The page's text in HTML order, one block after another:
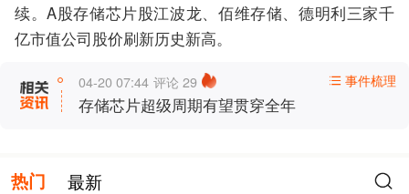
续。A股存储芯片股江波龙、佰维存储、德明利三家千
亿市值公司股价刷新历史新高。
事件梳理
04-20 07:44 评论 29
存储芯片超级周期有望贯穿全年
热门 最新